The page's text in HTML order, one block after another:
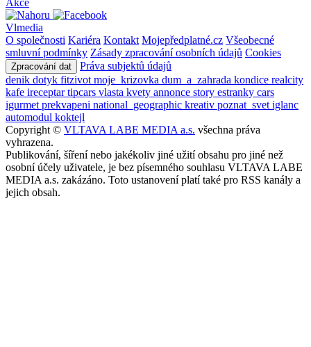
Vlmedia
O společnosti Kariéra Kontakt Mojepředplatné.cz Všeobecné
smluvní podmínky Zásady zpracování osobních údajů Cookies
Zpracování dat
Práva subjektů údajů
denik dotyk fitzivot moje_krizovka dum_a_zahrada kondice realcity
kafe ireceptartipcars vlasta kvety annonce story estranky cars
igurmet prekvapeni national_geographic kreativ poznat_svet iglanc
automodul koktejl
Copyright © VLTAVA LABE MEDIA a.s. všechna práva
vyhrazena.
Publikování, šíření nebo jakékoliv jiné užití obsahu pro jiné než
osobní účely uživatele, je bez písemného souhlasu VLTAVA LABE
MEDIA a.s. zakázáno. Toto ustanovení platí také pro RSS kanály a
jejich obsah.